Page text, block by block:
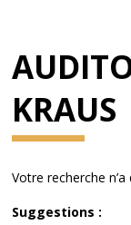
KRAUS
Votre recherche
Suggestions :